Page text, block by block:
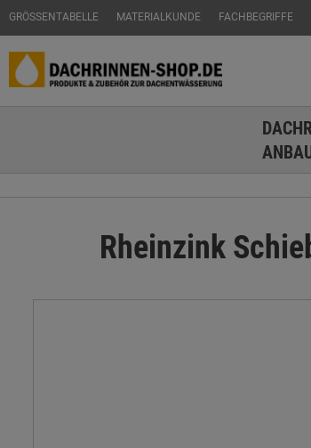
GRÖSSENTABELLE MATERIALKUNDE FACHBEGRIFFE
Rheinzink